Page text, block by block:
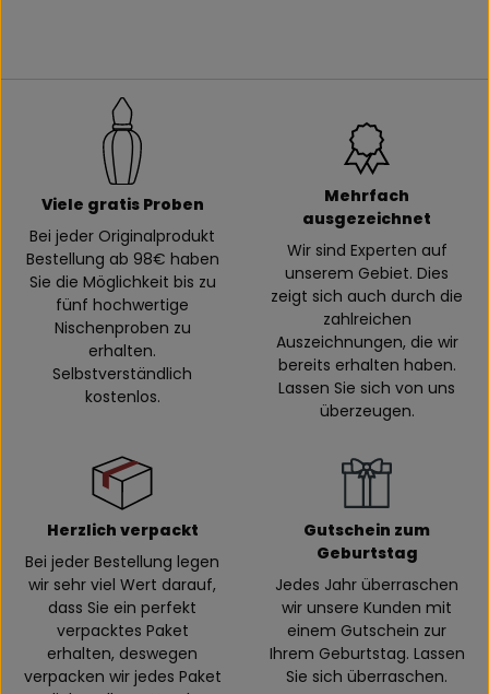
Viele gratis Proben
Bei jeder Originalprodukt
Bestellung ab 98€ haben
Sie die Möglichkeit bis zu
fünf hochwertige
Nischenproben zu
erhalten.
Selbstverständlich
kostenlos.
Mehrfach
ausgezeichnet
Wir sind Experten auf
unserem Gebiet. Dies
zeigt sich auch durch die
zahlreichen
Auszeichnungen, die wir
bereits erhalten haben.
Lassen Sie sich von uns
überzeugen.
Herzlich verpackt
Bei jeder Bestellung legen
wir sehr viel Wert darauf,
dass Sie ein perfekt
verpacktes Paket
erhalten, deswegen
verpacken wir jedes Paket
Gutschein zum
Geburtstag
Jedes Jahr überraschen
wir unsere Kunden mit
einem Gutschein zur
Ihrem Geburtstag. Lassen
Sie sich überraschen.